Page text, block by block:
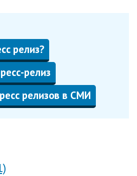
релиз?
релиз
релизов в СМИ